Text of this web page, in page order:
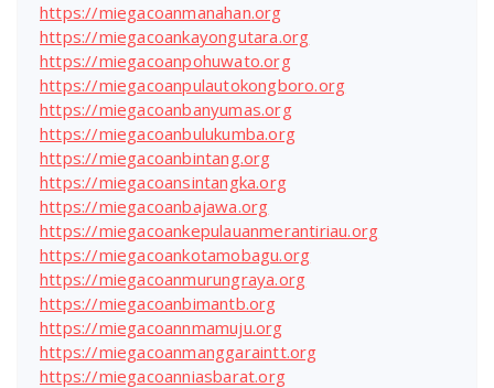
https://miegacoanmanahan.org
https://miegacoankayongutara.org
https://miegacoanpohuwato.org
https://miegacoanpulautokongboro.org
https://miegacoanbanyumas.org
https://miegacoanbulukumba.org
https://miegacoanbintang.org
https://miegacoansintangka.org
https://miegacoanbajawa.org
https://miegacoankepulauanmerantiriau.org
https://miegacoankotamobagu.org
https://miegacoanmurungraya.org
https://miegacoanbimantb.org
https://miegacoannmamuju.org
https://miegacoanmanggaraintt.org
https://miegacoanniasbarat.org